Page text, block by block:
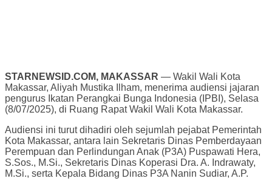
STARNEWSID.COM, MAKASSAR — Wakil Wali Kota
Makassar, Aliyah Mustika Ilham, menerima audiensi jajaran
pengurus Ikatan Perangkai Bunga Indonesia (IPBI), Selasa
(8/07/2025), di Ruang Rapat Wakil Wali Kota Makassar.
Audiensi ini turut dihadiri oleh sejumlah pejabat Pemerintah
Kota Makassar, antara lain Sekretaris Dinas Pemberdayaan
Perempuan dan Perlindungan Anak (P3A) Puspawati Hera,
S.Sos., M.Si., Sekretaris Dinas Koperasi Dra. A. Indrawaty,
M.Si., serta Kepala Bidang Dinas P3A Nanin Sudiar, A.P.